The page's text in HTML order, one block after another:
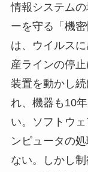
情報システム
ーを守る「機
は、ウイルス
産ラインの停
装置を動かし
れ、機器も10
い。ソフトウ
ンピュータの
ない。しかし